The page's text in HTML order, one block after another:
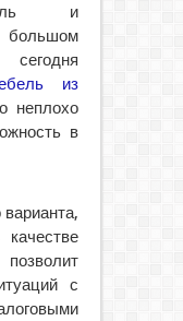
и
из
неплохо
в
качестве
с